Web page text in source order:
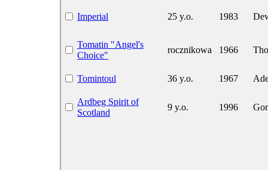
Imperial 25 y.o. 1983
Tomatin "Angel's
Choice"
rocznikowa 1966
Tomintoul 36 y.o. 1967
Ardbeg Spirit of
Scotland
9 y.o. 1996